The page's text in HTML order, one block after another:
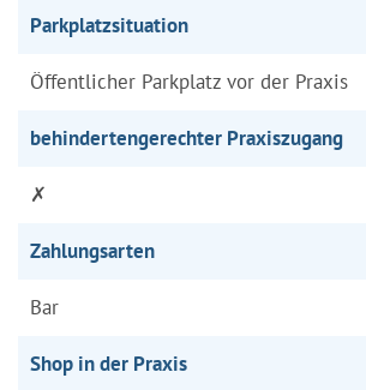
Parkplatzsituation
Öffentlicher Parkplatz vor der Praxis
behindertengerechter Praxiszugang
✗
Zahlungsarten
Bar
Shop in der Praxis